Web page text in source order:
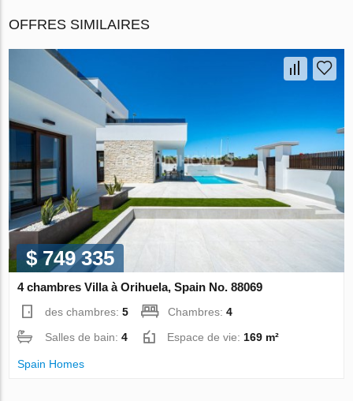
OFFRES SIMILAIRES
$ 749 335
4 chambres Villa à Orihuela, Spain No. 88069
des chambres:5 Chambres:4
Salles de bain:4 Espace de vie:169 m²
Spain Homes